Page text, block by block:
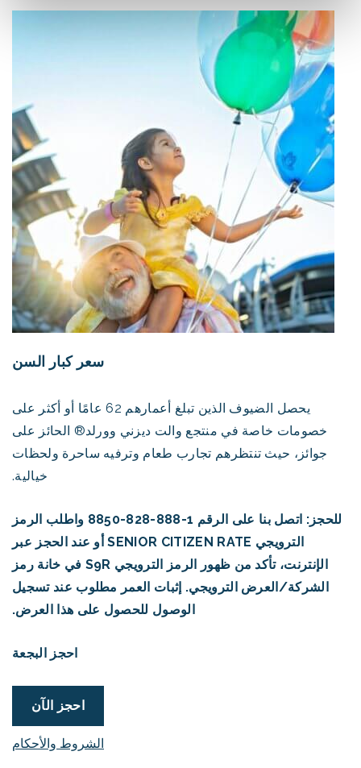
سعر كبار السن
يحصل الضيوف الذين تبلغ أعمارهم 62 عامًا أو أكثر على
خصومات خاصة في منتجع والت ديزني وورلد® الحائز على
جوائز، حيث تنتظرهم تجارب طعام وترفيه ساحرة ولحظات
خيالية.
للحجز: اتصل بنا على الرقم 1-888-828-8850 واطلب الرمز
الترويجي SENIOR CITIZEN RATE أو عند الحجز عبر
الإنترنت، تأكد من ظهور الرمز الترويجي S9R في خانة رمز
الشركة/العرض الترويجي. إثبات العمر مطلوب عند تسجيل
الوصول للحصول على هذا العرض.
احجز البجعة
احجز الآن
الشروط والأحكام